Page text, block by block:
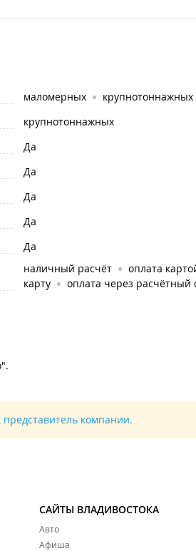
маломерных
крупнотоннажных
крупнотоннажных
Да
Да
Да
Да
Да
наличный расчёт оплата
карту
оплата через расчётный
представитель компании.
САЙТЫ ВЛАДИВОСТОКА
Авто
Афиша